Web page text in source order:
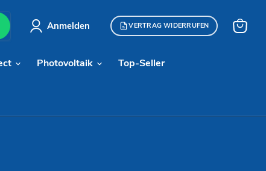
Anmelden VERTRAG WIDERRUFEN
Photovoltaik Top-Seller